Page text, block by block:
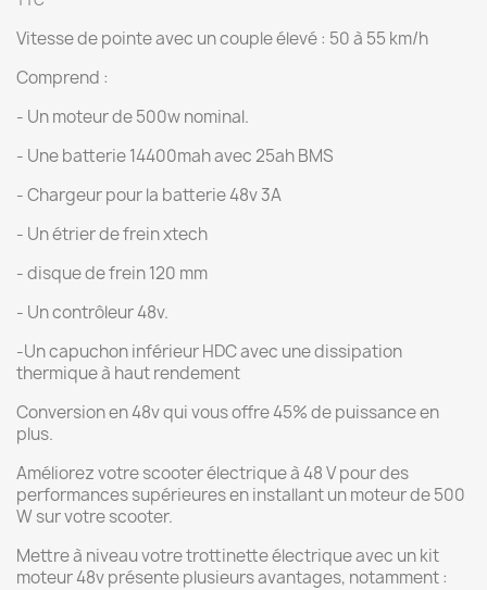
Vitesse de pointe avec un couple élevé : 50 à 55 km/h
Comprend :
- Un moteur de 500w nominal.
- Une batterie 14400mah avec 25ah BMS
- Chargeur pour la batterie 48v 3A
- Un étrier de frein xtech
- disque de frein 120 mm
- Un contrôleur 48v.
-Un capuchon inférieur HDC avec une dissipation
thermique à haut rendement
Conversion en 48v qui vous offre 45% de puissance en
plus.
Améliorez votre scooter électrique à 48 V pour des
performances supérieures en installant un moteur de 500
W sur votre scooter.
Mettre à niveau votre trottinette électrique avec un kit
moteur 48v présente plusieurs avantages, notamment :